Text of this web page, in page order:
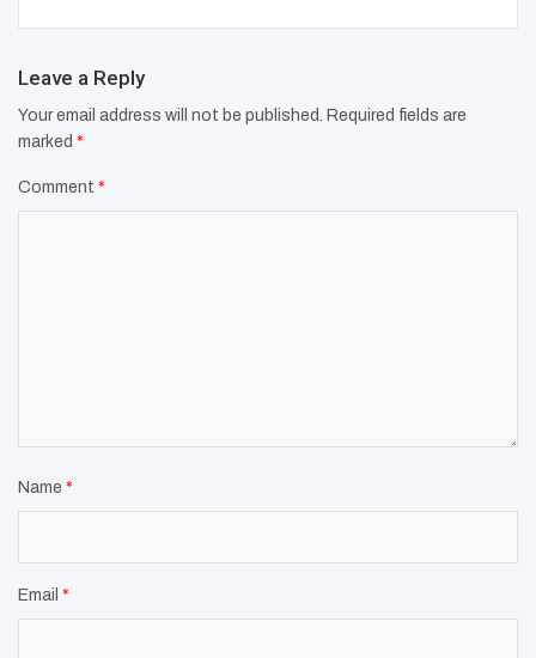
Leave a Reply
Your email address will not be published.
Required fields are
marked *
Comment *
Name *
Email *